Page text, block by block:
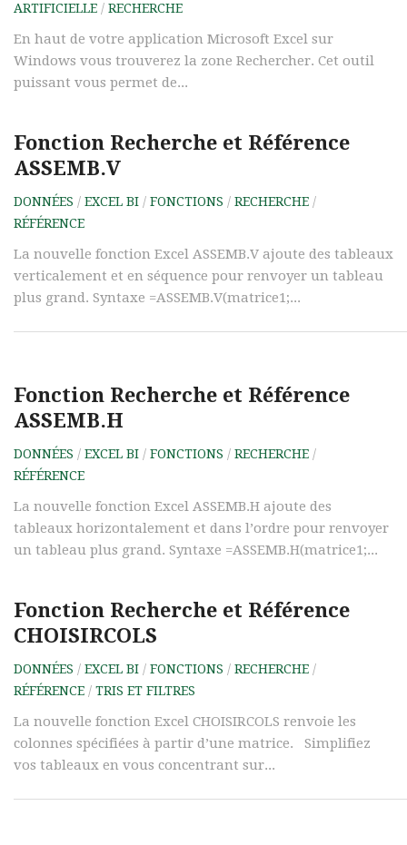
ARTIFICIELLE / RECHERCHE
En haut de votre application Microsoft Excel sur
Windows vous trouverez la zone Rechercher. Cet outil
puissant vous permet de...
Fonction Recherche et Référence
ASSEMB.V
DONNÉES / EXCEL BI / FONCTIONS / RECHERCHE /
RÉFÉRENCE
La nouvelle fonction Excel ASSEMB.V ajoute des tableaux
verticalement et en séquence pour renvoyer un tableau
plus grand. Syntaxe =ASSEMB.V(matrice1;...
Fonction Recherche et Référence
ASSEMB.H
DONNÉES / EXCEL BI / FONCTIONS / RECHERCHE /
RÉFÉRENCE
La nouvelle fonction Excel ASSEMB.H ajoute des
tableaux horizontalement et dans l’ordre pour renvoyer
un tableau plus grand. Syntaxe =ASSEMB.H(matrice1;...
Fonction Recherche et Référence
CHOISIRCOLS
DONNÉES / EXCEL BI / FONCTIONS / RECHERCHE /
RÉFÉRENCE / TRIS ET FILTRES
La nouvelle fonction Excel CHOISIRCOLS renvoie les
colonnes spécifiées à partir d’une matrice. Simplifiez
vos tableaux en vous concentrant sur...